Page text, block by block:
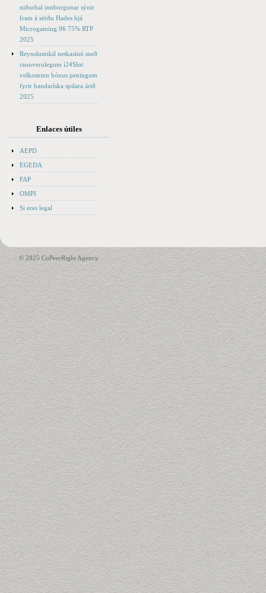
niðurhal innborgunar sýnir
fram á stöðu Hades hjá
Microgaming 96 75% RTP
2025
Reynslumikil netkasínó með
raunverulegum i24Slot
velkominn bónus peningum
fyrir bandaríska spilara árið
2025
Enlaces útiles
AEPD
EGEDA
FAP
OMPI
Si eres legal
© 2025 CoPeerRight Agency.